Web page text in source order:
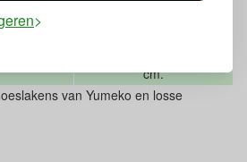
cm.
van Yumeko en losse